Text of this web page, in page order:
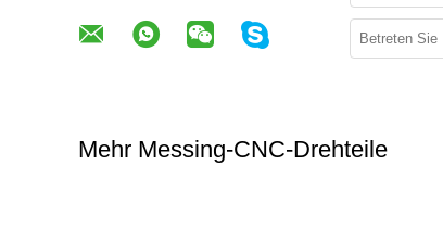
Mehr Messing-CNC-Drehteile